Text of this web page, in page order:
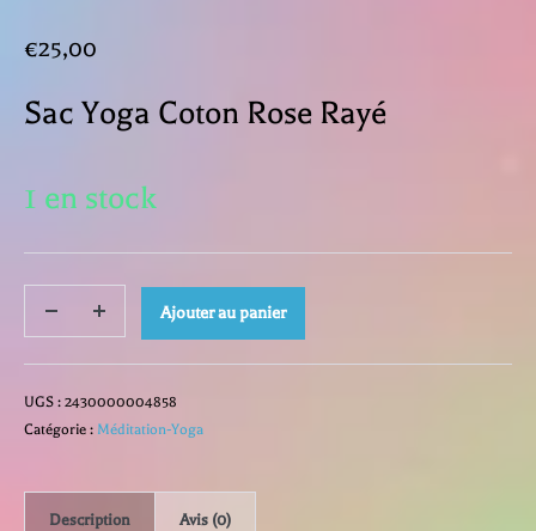
€25,00
Sac Yoga Coton Rose Rayé
1 en stock
quantité
de
Sac
Yoga
Ajouter au panier
UGS : 2430000004858
Catégorie : Méditation-Yoga
Description Avis (0)